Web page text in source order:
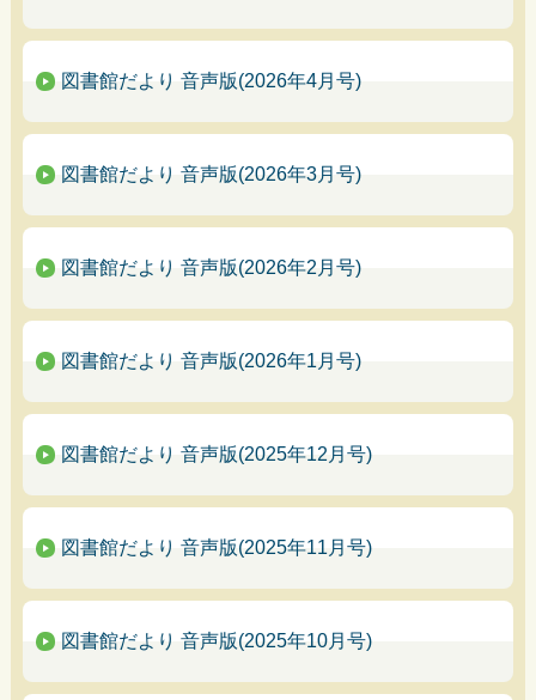
図書館だより 音声版(2026年4月号)
図書館だより 音声版(2026年3月号)
図書館だより 音声版(2026年2月号)
図書館だより 音声版(2026年1月号)
図書館だより 音声版(2025年12月号)
図書館だより 音声版(2025年11月号)
図書館だより 音声版(2025年10月号)